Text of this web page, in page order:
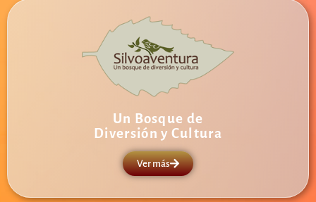
Un Bosque de
Diversión y Cultura
Ver más